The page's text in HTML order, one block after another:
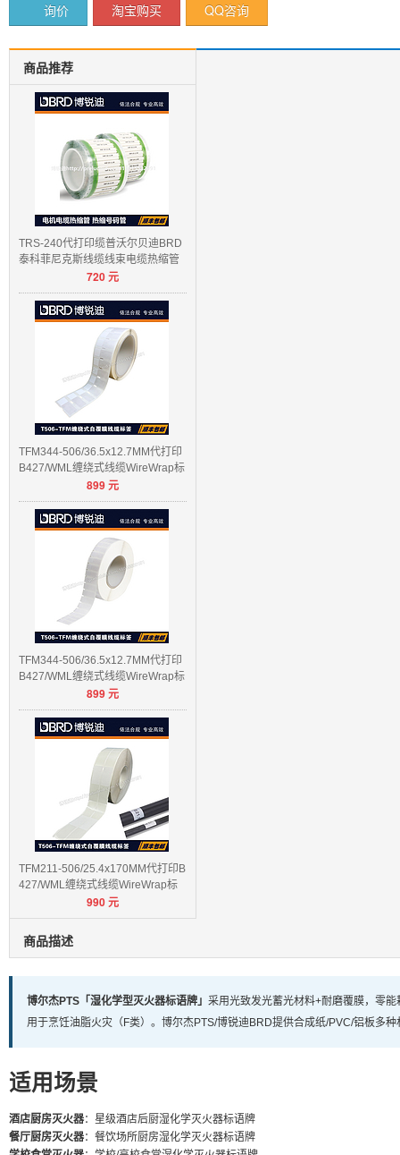
询价 淘宝购买 QQ咨询
商品推荐
TRS-240代打印缆普沃尔贝迪BRD
泰科菲尼克斯线缆线束电缆热缩管
720元
TFM344-506/36.5x12.7MM代打印
B427/WML缠绕式线缆WireWrap标
899元
TFM344-506/36.5x12.7MM代打印
B427/WML缠绕式线缆WireWrap标
899元
TFM211-506/25.4x170MM代打印B
427/WML缠绕式线缆WireWrap标
990元
商品描述
博尔杰PTS「湿化学型灭火器标语牌」 采用光致发光蓄光材料+耐磨覆膜，零
用于烹饪油脂火灾（F类）。博尔杰PTS/博锐迪BRD提供合成纸/PVC/铝板多
适用场景
酒店厨房灭火器：星级酒店后厨湿化学灭火器标语牌
餐厅厨房灭火器：餐饮场所厨房湿化学灭火器标语牌